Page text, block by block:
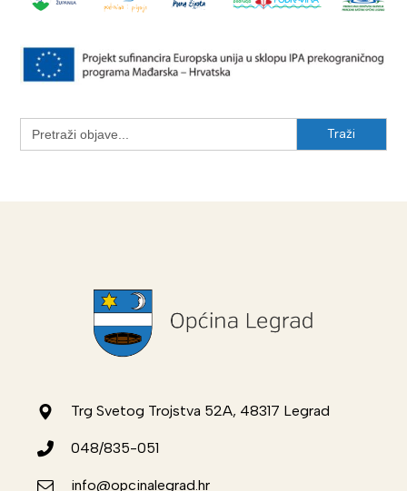
Search
for:
Trg Svetog Trojstva 52A, 48317 Legrad
048/835-051
info@opcinalegrad.hr